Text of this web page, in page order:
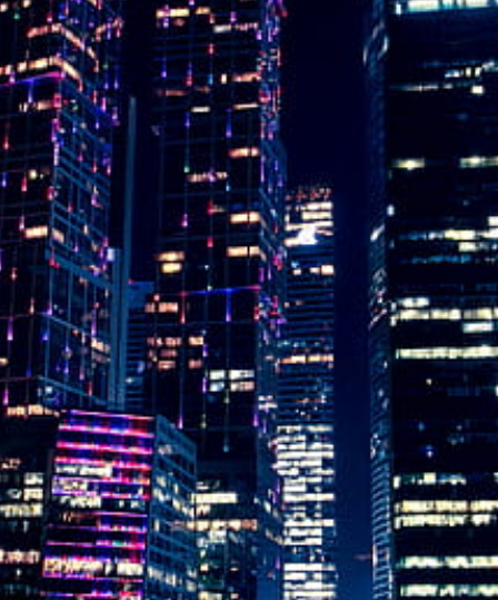
Twitter
Telegram
Help &
Support
Contact
About
Us
Write
for Us